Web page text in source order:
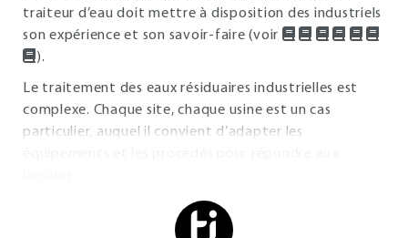
traiteur d’eau doit mettre à disposition des industriels
son expérience et son savoir-faire (voir
).
Le traitement des eaux résiduaires industrielles est
complexe. Chaque site, chaque usine est un cas
particulier, auquel il convient d’adapter les